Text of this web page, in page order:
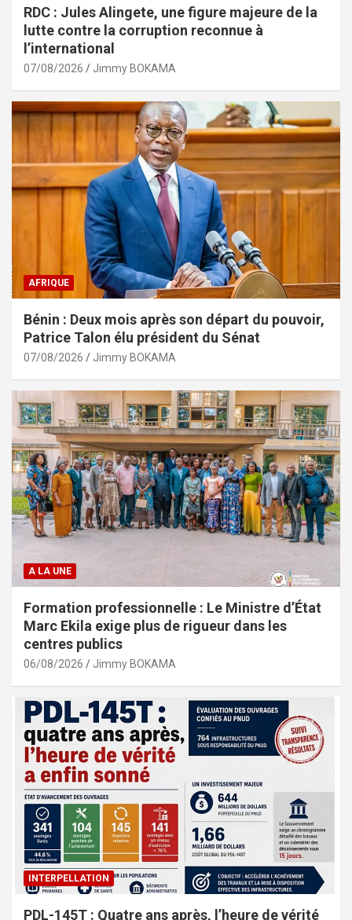
RDC : Jules Alingete, une figure majeure de la
lutte contre la corruption reconnue à
l’international
07/08/2026 Jimmy BOKAMA
AFRIQUE
Bénin : Deux mois après son départ du pouvoir,
Patrice Talon élu président du Sénat
07/08/2026 Jimmy BOKAMA
A LA UNE
Formation professionnelle : Le Ministre d’État
Marc Ekila exige plus de rigueur dans les
centres publics
06/08/2026 Jimmy BOKAMA
INTERPELLATION
PDL-145T : Quatre ans après, l’heure de vérité